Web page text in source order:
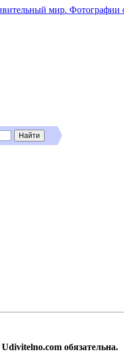
мир. Фотографии
обязательна.